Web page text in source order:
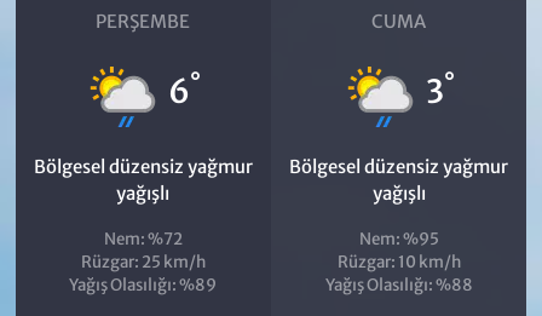
PERŞEMBE
6°
Bölgesel düzensiz yağmur
yağışlı
Nem: %72
Rüzgar: 25 km/h
Yağış Olasılığı: %89
CUMA
3°
Bölgesel düzensiz yağmur
yağışlı
Nem: %95
Rüzgar: 10 km/h
Yağış Olasılığı: %88